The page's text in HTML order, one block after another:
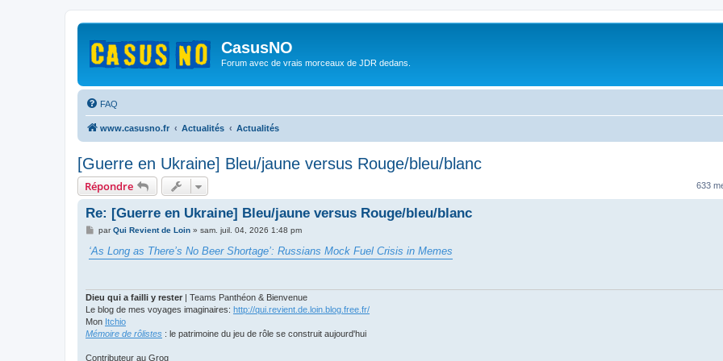
CasusNO
Forum avec de vrais morceaux de JDR dedans.
FAQ
www.casusno.fr Actualités Actualités
[Guerre en Ukraine] Bleu/jaune versus Rouge/bleu/blanc
Répondre 633
Re: [Guerre en Ukraine] Bleu/jaune versus Rouge/bleu/blanc
M
s
s
parQui Revient de Loin» sam. juil. 04, 2026 1:48 pm
‘As Long as There’s No Beer Shortage’: Russians Mock Fuel Crisis in Memes
Dieu qui a failli y rester
| Teams Panthéon & Bienvenue
Le blog de mes voyages imaginaires: http://qui.revient.de.loin.blog.free.fr/
Mon Itchio
Mémoire de rôlistes : le patrimoine du jeu de rôle se construit aujourd'hui
Contributeur au Grog